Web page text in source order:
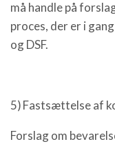
må handle på
proces, der er i
og DSF.
5) Fastsættelse af
Forslag om